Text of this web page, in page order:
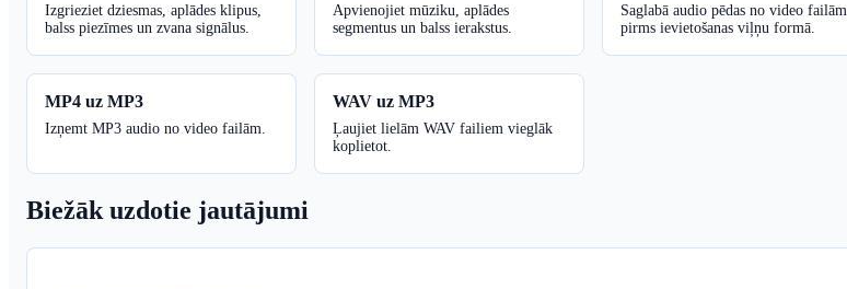
Izgrieziet dziesmas, aplādes klipus,
balss piezīmes un zvana signālus.
Apvienojiet mūziku, aplādes
segmentus un balss ierakstus.
Saglabā audio pēdas no video failām
pirms ievietošanas viļņu formā.
MP4 uz MP3
Izņemt MP3 audio no video failām.
WAV uz MP3
Ļaujiet lielām WAV failiem vieglāk
koplietot.
Biežāk uzdotie jautājumi